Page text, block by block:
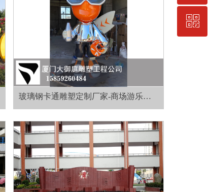
玻璃钢卡通雕塑定制厂家-商场游乐园IP
卡通雕塑制作
15859260484
ꀥ